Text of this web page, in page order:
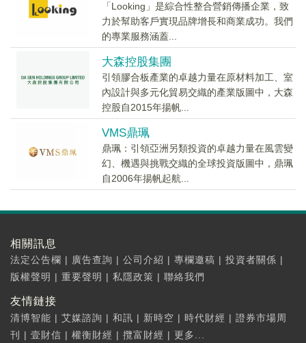
「Looking」是綜合性整合營銷傳播企業，致
力於幫助客戶實現品牌增長和商業成功。我們
的專業服務涵蓋...
大森控股集團
引領膠合板產業的卓越力量在原材料加工、室
內設計與多元化貿易交織的產業版圖中，大森
控股自2015年揚帆...
VMS鼎珮
鼎珮：引領亞洲另類投資的卓越力量在風雲變
幻、機遇與挑戰交織的全球投資版圖中，鼎珮
自2006年揚帆起航...
相關訊息
法定公告欄 | 廣告查詢 | 公司介紹 | 專欄邀稿 | 投資者關係 |
版權聲明 | 重要聲明 | 私隱政策 | 聯絡我們
友情鏈接
清博智能 | 艾媒諮詢 | 和訊 | 新時空 | 時代財經 | 證券市場周
刊 | 壹財信 | 權衡財經 | 攬富財經 | 更多...